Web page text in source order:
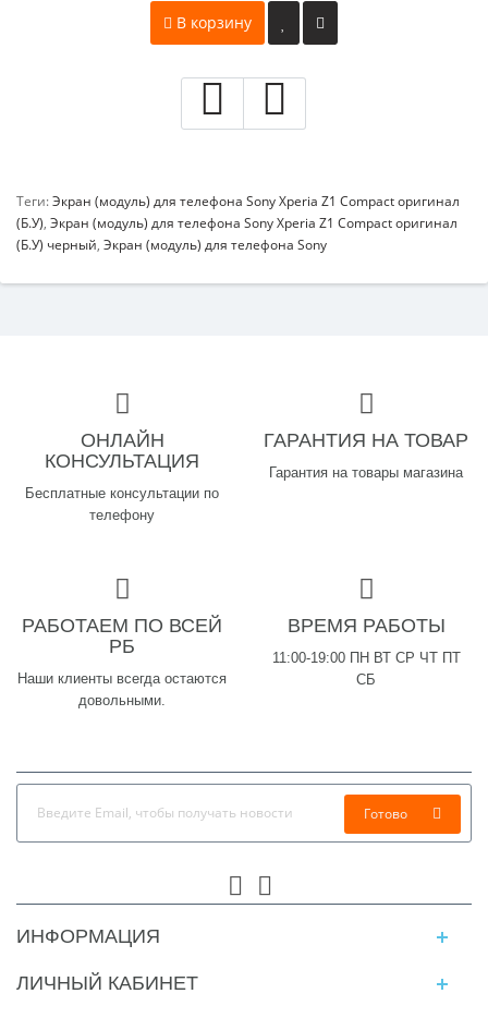
В корзину
Теги:Экран (модуль) для телефона Sony Xperia Z1 Compact оригинал
(Б.У), Экран (модуль) для телефона Sony Xperia Z1 Compact оригинал
(Б.У) черный, Экран (модуль) для телефона Sony
ОНЛАЙН
КОНСУЛЬТАЦИЯ
Бесплатные консультации по
телефону
ГАРАНТИЯ НА ТОВАР
Гарантия на товары магазина
РАБОТАЕМ ПО ВСЕЙ
РБ
Наши клиенты всегда остаются
довольными.
ВРЕМЯ РАБОТЫ
11:00-19:00 ПН ВТ СР ЧТ ПТ
СБ
Готово
ИНФОРМАЦИЯ
ЛИЧНЫЙ КАБИНЕТ